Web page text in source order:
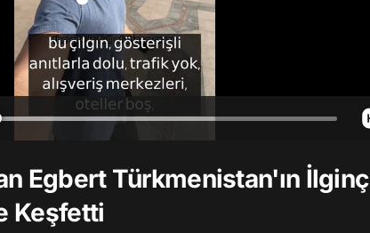
Egbert Türkmenistan'ın İlginç
Keşfetti